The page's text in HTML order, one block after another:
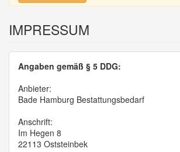
IMPRESSUM
Angaben gemäß § 5 DDG:
Anbieter:
Bade Hamburg Bestattungsbedarf
Anschrift:
Im Hegen 8
22113 Oststeinbek